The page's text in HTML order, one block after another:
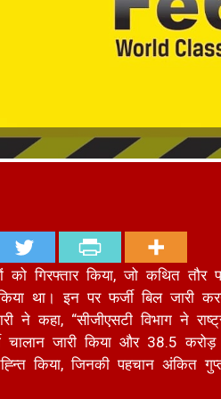
था। इन पर फर्जी बिल जारी
“सीजीएसटी विभाग ने
जारी किया और 38.5
किया, जिनकी पहचान अंकित
में लिप्त थीं। इस संबंध में उसने